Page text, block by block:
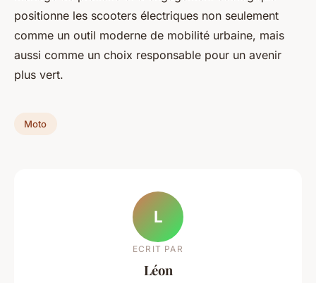
positionne les scooters électriques non seulement
comme un outil moderne de mobilité urbaine, mais
aussi comme un choix responsable pour un avenir
plus vert.
Moto
L
ECRIT PAR
Léon